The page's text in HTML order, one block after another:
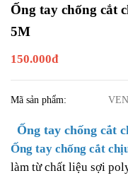
Ống tay chống cắt
5M
150.000đ
Mã sản phẩm:
Ống tay chống cắt
Ống tay chống cắt
làm từ chất liệu sợi